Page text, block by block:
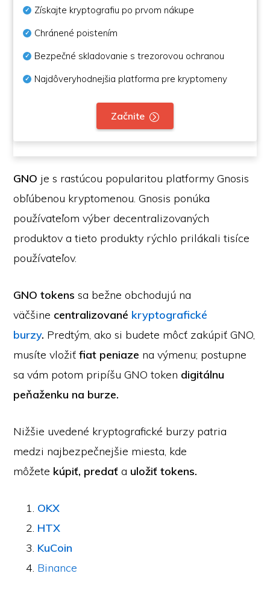
Získajte kryptografiu po prvom nákupe
Chránené poistením
Bezpečné skladovanie s trezorovou ochranou
Najdôveryhodnejšia platforma pre kryptomeny
Začnite
GNO je s rastúcou popularitou platformy Gnosis
obľúbenou kryptomenou. Gnosis ponúka
používateľom výber decentralizovaných
produktov a tieto produkty rýchlo prilákali tisíce
používateľov.
GNO tokenssa bežne obchodujú na
väčšine centralizované kryptografické
burzy. Predtým, ako si budete môcť zakúpiť GNO,
musíte vložiťfiat peniaze na výmenu; postupne
sa vám potom pripíšu GNO token digitálnu
peňaženku na burze.
Nižšie uvedené kryptografické burzy patria
medzi najbezpečnejšie miesta, kde
môžete kúpiť, predať a uložiť tokens.
OKX
HTX
KuCoin
Binance